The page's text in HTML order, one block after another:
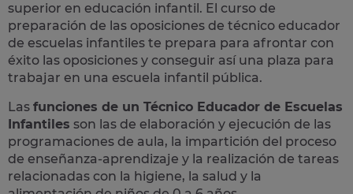
superior en educación infantil. El curso de
preparación de las oposiciones de técnico educador
de escuelas infantiles te prepara para afrontar con
éxito las oposiciones y conseguir así una plaza para
trabajar en una escuela infantil pública.
Las funciones de un Técnico Educador de Escuelas
Infantiles son las de elaboración y ejecución de las
programaciones de aula, la impartición del proceso
de enseñanza-aprendizaje y la realización de tareas
relacionadas con la higiene, la salud y la